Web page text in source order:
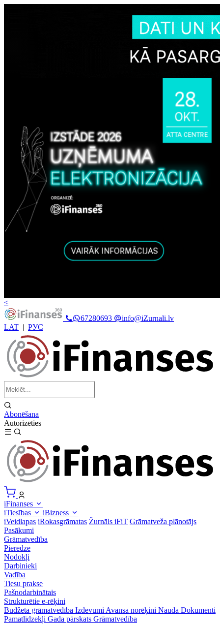
<
67280693
info@iZurnali.lv
LAT | РУС
Abonēšana
Autorizēties
iFinanses
iTiesības
iBizness
iVeidlapas iRokasgrāmatas Žurnāls iFiT Grāmatveža plānotājs
Pasākumi
Grāmatvedība
Pieredze
Nodokļi
Darbinieki
Vadība
Tiesu prakse
Pašnodarbinātais
Strukturētie e-rēķini
Budžeta grāmatvedība Izdevumi Avansa norēķini Nauda Dokumenti
Pamatlīdzekļi Gada pārskats Grāmatvedība